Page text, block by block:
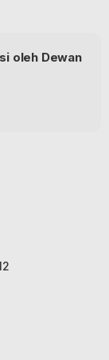
oleh Dewan